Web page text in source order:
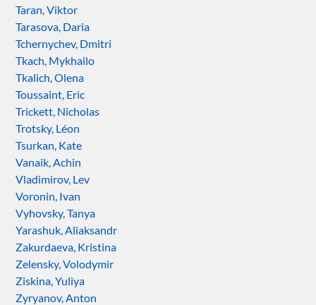
Taran, Viktor
Tarasova, Daria
Tchernychev, Dmitri
Tkach, Mykhailo
Tkalich, Olena
Toussaint, Eric
Trickett, Nicholas
Trotsky, Léon
Tsurkan, Kate
Vanaik, Achin
Vladimirov, Lev
Voronin, Ivan
Vyhovsky, Tanya
Yarashuk, Aliaksandr
Zakurdaeva, Kristina
Zelensky, Volodymir
Ziskina, Yuliya
Zyryanov, Anton